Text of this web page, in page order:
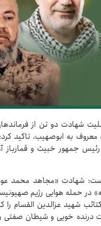
شهادت دو تن از
به ابوصهیب، تاکید
جمهور خبیث و قمارباز
است: شهادت «مجاهد محمد
در حمله هوایی رژیم
شهید عزالدین القسام را
درنده خویی و شیطان صفتی